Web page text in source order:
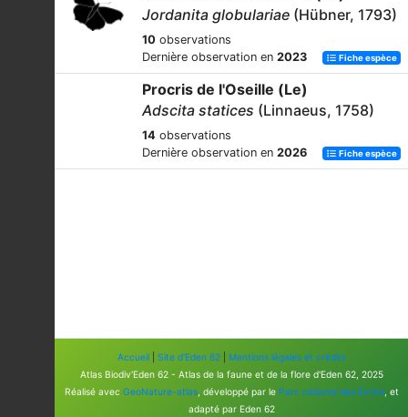
Jordanita globulariae (Hübner, 1793)
10 observations
Dernière observation en 2023 Fiche espèce
Procris de l'Oseille (Le)
Adscita statices (Linnaeus, 1758)
14 observations
Dernière observation en 2026 Fiche espèce
Accueil| Site d'Eden 62|
Mentions légales et crédits
Atlas Biodiv'Eden 62 - Atlas de la faune et de la flore d'Eden 62, 2025
Réalisé avec GeoNature-atlas, développé par le Parc national des Écrins, et
adapté par Eden 62